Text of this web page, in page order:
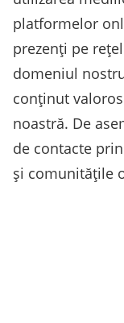
platformelor
prezenți pe
domeniul
conținut
noastră. De
de contacte
și comunitățile